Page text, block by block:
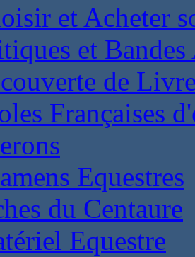
et Acheter
et
de
Françaises
Equestres
du Centaure
Equestre